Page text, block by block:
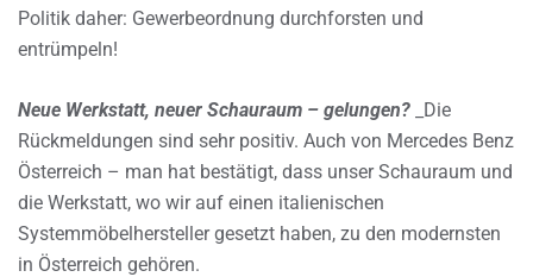
Politik daher: Gewerbeordnung durchforsten und
entrümpeln!
Neue Werkstatt, neuer Schauraum – gelungen? _Die
Rückmeldungen sind sehr positiv. Auch von Mercedes Benz
Österreich – man hat bestätigt, dass unser Schauraum und
die Werkstatt, wo wir auf einen italienischen
Systemmöbelhersteller gesetzt haben, zu den modernsten
in Österreich gehören.